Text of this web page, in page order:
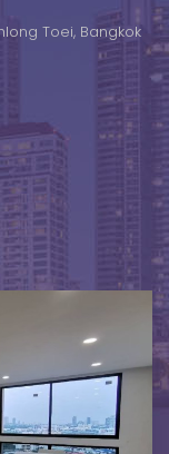
Toei, Bangkok